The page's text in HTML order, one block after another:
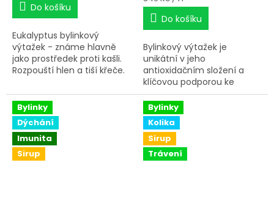
Do košíku
Eukalyptus bylinkový
výtažek - známe hlavně
jako prostředek proti kašli.
Rozpouští hlen a tiší křeče.
cena:
Do košíku
Bylinkový výtažek je
unikátní v jeho
antioxidačním složení a
klíčovou podporou ke
správnému zažívání.
Výtažek doporučujeme
vždy v období, kdy může
docházet k častému
schvácení.
Bylinky
Dýchání
Imunita
Sirup
Bylinky
Kolika
Sirup
Trávení